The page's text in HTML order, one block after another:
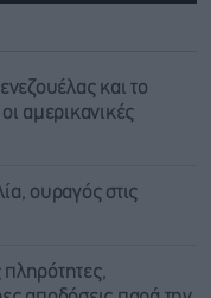
και το
αμερικανικές
ουραγός στις